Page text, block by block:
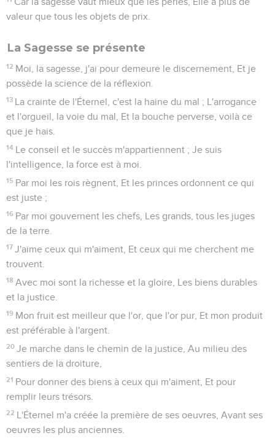
valeur que tous les objets de prix.
La Sagesse se présente
12 Moi, la sagesse, j'ai pour demeure le discernement, Et je
possède la science de la réflexion.
13 La crainte de l'Éternel, c'est la haine du mal ; L'arrogance
et l'orgueil, la voie du mal, Et la bouche perverse, voilà ce
que je hais.
14 Le conseil et le succès m'appartiennent ; Je suis
l'intelligence, la force est à moi.
15 Par moi les rois règnent, Et les princes ordonnent ce qui
est juste ;
16 Par moi gouvernent les chefs, Les grands, tous les juges
de la terre.
17 J'aime ceux qui m'aiment, Et ceux qui me cherchent me
trouvent.
18 Avec moi sont la richesse et la gloire, Les biens durables
et la justice.
19 Mon fruit est meilleur que l'or, que l'or pur, Et mon produit
est préférable à l'argent.
20 Je marche dans le chemin de la justice, Au milieu des
sentiers de la droiture,
21 Pour donner des biens à ceux qui m'aiment, Et pour
remplir leurs trésors.
22 L'Éternel m'a créée la première de ses oeuvres, Avant ses
oeuvres les plus anciennes.